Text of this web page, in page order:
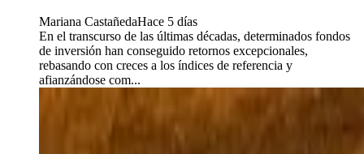
Mariana CastañedaHace 5 días
En el transcurso de las últimas décadas, determinados fondos
de inversión han conseguido retornos excepcionales,
rebasando con creces a los índices de referencia y
afianzándose com...